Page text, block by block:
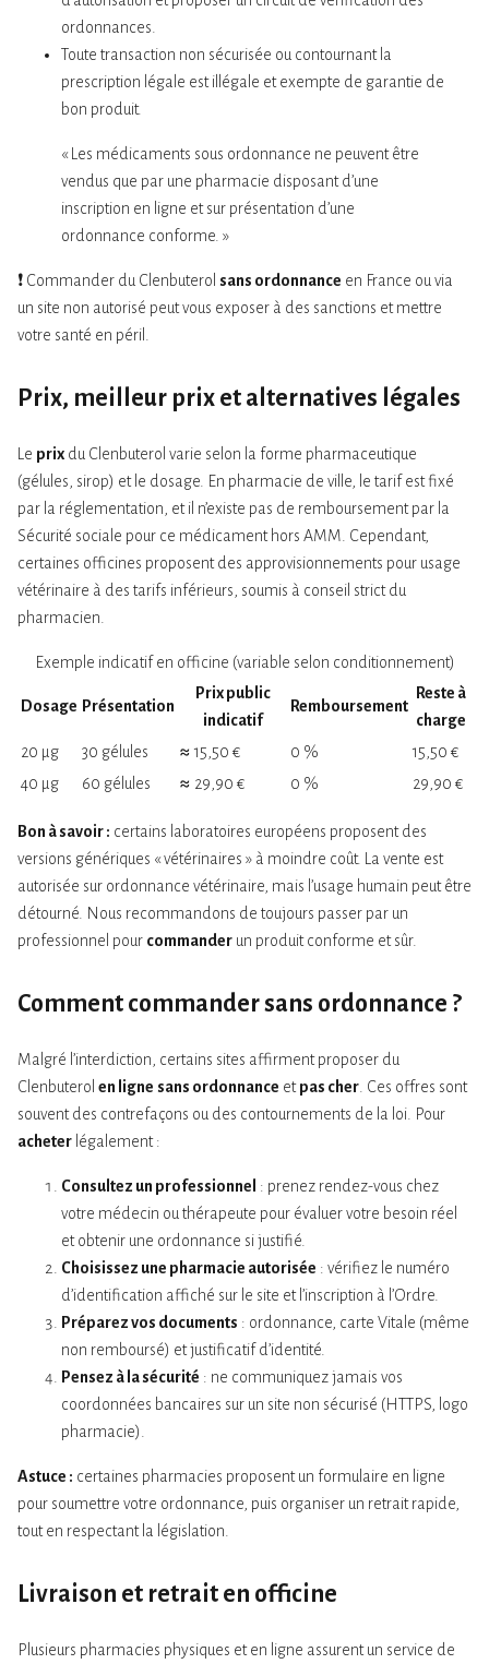
ordonnances.
Toute transaction non sécurisée ou contournant la
prescription légale est illégale et exempte de garantie de
bon produit.
« Les médicaments sous ordonnance ne peuvent être
vendus que par une pharmacie disposant d’une
inscription en ligne et sur présentation d’une
ordonnance conforme. »
❗ Commander du Clenbuterol sans ordonnance en France ou via
un site non autorisé peut vous exposer à des sanctions et mettre
votre santé en péril.
Prix, meilleur prix et alternatives légales
Le prix du Clenbuterol varie selon la forme pharmaceutique
(gélules, sirop) et le dosage. En pharmacie de ville, le tarif est fixé
par la réglementation, et il n’existe pas de remboursement par la
Sécurité sociale pour ce médicament hors AMM. Cependant,
certaines officines proposent des approvisionnements pour usage
vétérinaire à des tarifs inférieurs, soumis à conseil strict du
pharmacien.
Exemple indicatif en officine (variable selon conditionnement)
Dosage Présentation
Prix public
indicatif
Remboursement
Reste à
charge
20 µg
30 gélules ≈ 15,50 € 0 %
15,50 €
40 µg
60 gélules ≈ 29,90 € 0 % 29,90 €
Bon à savoir : certains laboratoires européens proposent des
versions génériques « vétérinaires » à moindre coût. La vente est
autorisée sur ordonnance vétérinaire, mais l’usage humain peut être
détourné. Nous recommandons de toujours passer par un
professionnel pour commander un produit conforme et sûr.
Comment commander sans ordonnance ?
Malgré l’interdiction, certains sites affirment proposer du
Clenbuterol en ligne sans ordonnance etpas cher . Ces offres sont
souvent des contrefaçons ou des contournements de la loi. Pour
acheter légalement :
Consultez un professionnel : prenez rendez-vous chez
votre médecin ou thérapeute pour évaluer votre besoin réel
et obtenir une ordonnance si justifié.
Choisissez une pharmacie autorisée : vérifiez le numéro
d’identification affiché sur le site et l’inscription à l’Ordre.
Préparez vos documents : ordonnance, carte Vitale (même
non remboursé) et justificatif d’identité.
Pensez à la sécurité : ne communiquez jamais vos
coordonnées bancaires sur un site non sécurisé (HTTPS, logo
pharmacie).
Astuce : certaines pharmacies proposent un formulaire en ligne
pour soumettre votre ordonnance, puis organiser un retrait rapide,
tout en respectant la législation.
Livraison et retrait en officine
Plusieurs pharmacies physiques et en ligne assurent un service de